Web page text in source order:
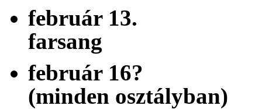
február 13.
farsang
február 16?
(minden osztályban)